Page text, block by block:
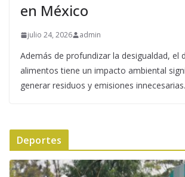
en México
julio 24, 2026 admin
Además de profundizar la desigualdad, el
alimentos tiene un impacto ambiental
generar residuos y emisiones innecesarias.
Deportes